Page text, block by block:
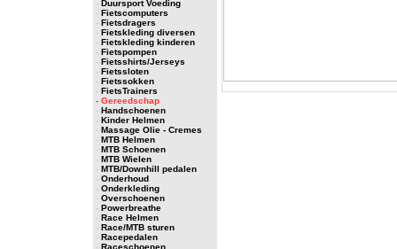
- Duursport Voeding
- Fietscomputers
- Fietsdragers
- Fietskleding diversen
- Fietskleding kinderen
- Fietspompen
- Fietsshirts/Jerseys
- Fietssloten
- Fietssokken
- FietsTrainers
- Gereedschap
- Handschoenen
- Kinder Helmen
- Massage Olie - Cremes
- MTB Helmen
- MTB Schoenen
- MTB Wielen
- MTB/Downhill pedalen
- Onderhoud
- Onderkleding
- Overschoenen
- Powerbreathe
- Race Helmen
- Race/MTB sturen
- Racepedalen
- Raceschoenen